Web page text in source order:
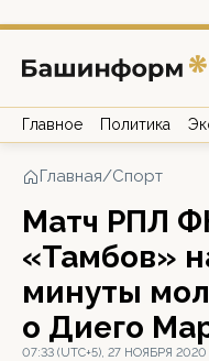
Главное Политика
Главная/Спорт
Матч РПЛ
«Тамбов»
минуты
о Диего
07:33 (UTC+5), 27 НОЯБРЯ 2020